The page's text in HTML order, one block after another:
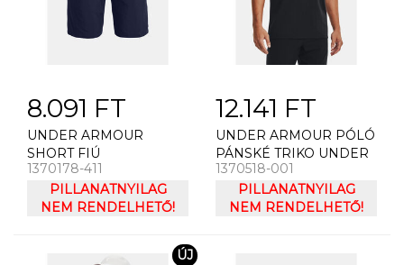
8.091 FT
UNDER ARMOUR
SHORT FIÚ
RÖVIDNADRÁG UNDER
ARMOUR UA WOVEN
GRAPHIC SHORTS
1370178-411
PILLANATNYILAG
NEM RENDELHETŐ!
12.141 FT
UNDER ARMOUR PÓLÓ
PÁNSKÉ TRIKO UNDER
ARMOUR UA FAST LEFT
CHEST 3.0 SS
1370518-001
PILLANATNYILAG
NEM RENDELHETŐ!
ÚJ